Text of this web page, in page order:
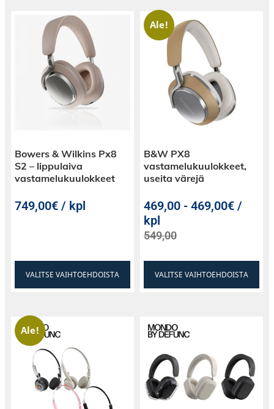
Bowers & Wilkins Px8
S2 – lippulaiva
vastamelukuulokkeet
749,00€ / kpl
VALITSE VAIHTOEHDOISTA
Ale!
B&W PX8
vastamelukuulokkeet,
useita värejä
469,00 -469,00€ /
kpl
549,00
VALITSE VAIHTOEHDOISTA
Ale!